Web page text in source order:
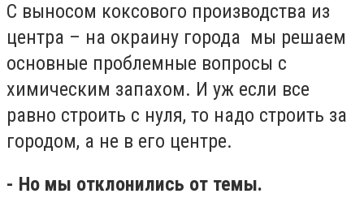
С выносом коксового производства из
центра – на окраину города мы решаем
основные проблемные вопросы с
химическим запахом. И уж если все
равно строить с нуля, то надо строить за
городом, а не в его центре.
- Но мы отклонились от темы.